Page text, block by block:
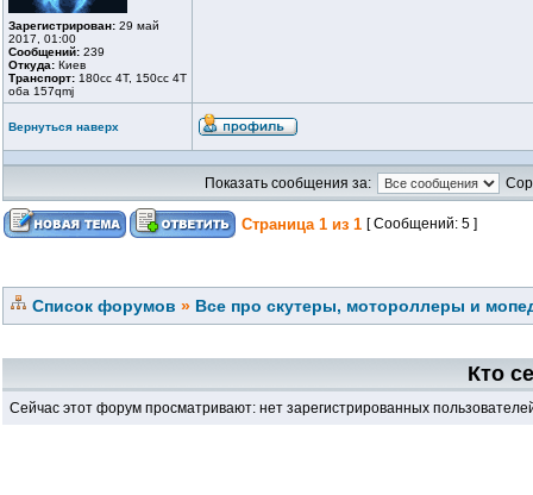
Зарегистрирован: 29 май
2017, 01:00
Сообщений: 239
Откуда: Киев
Транспорт: 180cc 4T, 150cc 4T
оба 157qmj
Вернуться наверх
Показать сообщения за:
Страница 1 из 1 [ Сообщений: 5 ]
Список форумов » Все про скутеры, мотороллеры и
Кто
Сейчас этот форум просматривают: нет зарегистрированных